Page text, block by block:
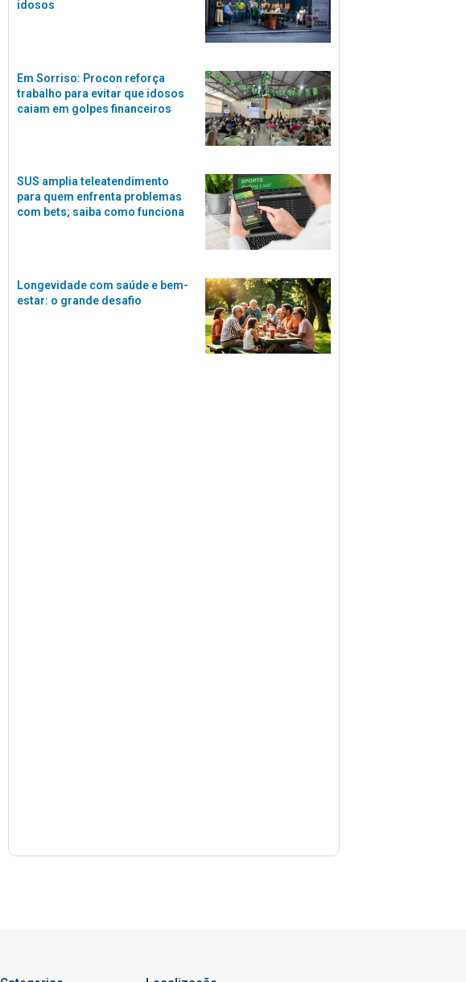
idosos
Em Sorriso: Procon reforça
trabalho para evitar que idosos
caiam em golpes financeiros
SUS amplia teleatendimento
para quem enfrenta problemas
com bets; saiba como funciona
Longevidade com saúde e bem-
estar: o grande desafio